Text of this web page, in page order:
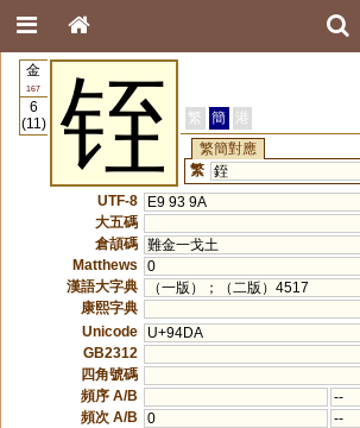
金
167
6
(11)
铚 繁 簡
港
繁簡對應
繁 銍
UTF-8
E9 93 9A
大五碼
倉頡碼 難金一戈土
Matthews
0
漢語大字典
（一版）；（二版）4517
康熙字典
Unicode
U+94DA
GB2312
四角號碼
頻序 A/B
--
頻次 A/B
0
--